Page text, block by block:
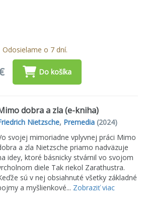
Odosielame o 7 dní.
Do košíka
dobra a zla (e-kniha)
Nietzsche, Premedia (2024)
svojej mimoriadne vplyvnej práci Mimo
a zla Nietzsche priamo nadväzuje
idey, ktoré básnicky stvárnil vo svojom
diele Tak riekol Zarathustra.
sú v nej obsiahnuté všetky základné
a myšlienkové... Zobraziť viac